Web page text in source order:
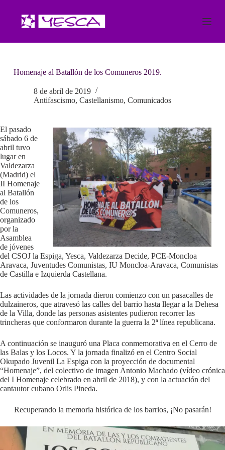
a
n
i
d
o
Homenaje al Batallón de los Comuneros 2019.
8 de abril de 2019
Antifascismo, Castellanismo, Comunicados
El pasado
sábado 6 de
abril tuvo
lugar en
Valdezarza
(Madrid) el
II Homenaje
al Batallón
de los
Comuneros,
organizado
por la
Asamblea
de jóvenes
del CSOJ la Espiga, Yesca, Valdezarza Decide, PCE-Moncloa
Aravaca, Juventudes Comunistas, IU Moncloa-Aravaca, Comunistas
de Castilla e Izquierda Castellana.
Las actividades de la jornada dieron comienzo con un pasacalles de
dulzaineros, que atravesó las calles del barrio hasta llegar a la Dehesa
de la Villa, donde las personas asistentes pudieron recorrer las
trincheras que conformaron durante la guerra la 2ª línea republicana.
A continuación se inauguró una Placa conmemorativa en el Cerro de
las Balas y los Locos. Y la jornada finalizó en el Centro Social
Okupado Juvenil La Espiga con la proyección de documental
“Homenaje”, del colectivo de imagen Antonio Machado (vídeo crónica
del I Homenaje celebrado en abril de 2018), y con la actuación del
cantautor cubano Orlis Pineda.
Recuperando la memoria histórica de los barrios, ¡No pasarán!